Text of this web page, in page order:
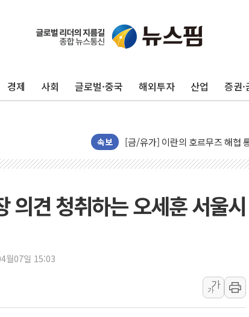
경제 사회 글로벌·중국 해외투자 산업 증권·
속보
트럼프, '원정출산 시민권 차단'
트럼프 "이란전 조만간 끝날 것
현대리바트, 원가 개선으로 실
"세금 부담 덜자"…비거주 1주택
[금/유가] 이란의 호르무즈 해협
뉴욕증시, 유가·금리 부담에 하
[민주 당권주자 일정] 송영길·정
李대통령, 오늘 부동산 정책 점검
유럽증시, 견조한 실적 소화하
의견 청취하는 오세훈 서울시
월07일 15:03
가
가